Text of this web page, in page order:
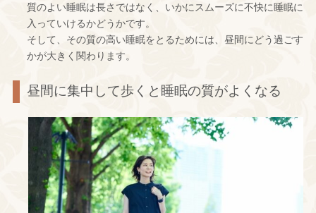
質のよい睡眠は長さではなく、いかにスムーズに不快に睡眠に
入っていけるかどうかです。
そして、その質の高い睡眠をとるためには、昼間にどう過ごす
かが大きく関わります。
昼間に集中して歩くと睡眠の質がよくなる